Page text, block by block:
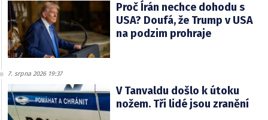
Proč Írán nechce dohodu s
USA? Doufá, že Trump v USA
na podzim prohraje
7. srpna 2026 19:37
V Tanvaldu došlo k útoku
nožem. Tři lidé jsou zranění